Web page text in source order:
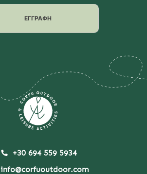
+30 694 559 5934
info@corfuoutdoor.com